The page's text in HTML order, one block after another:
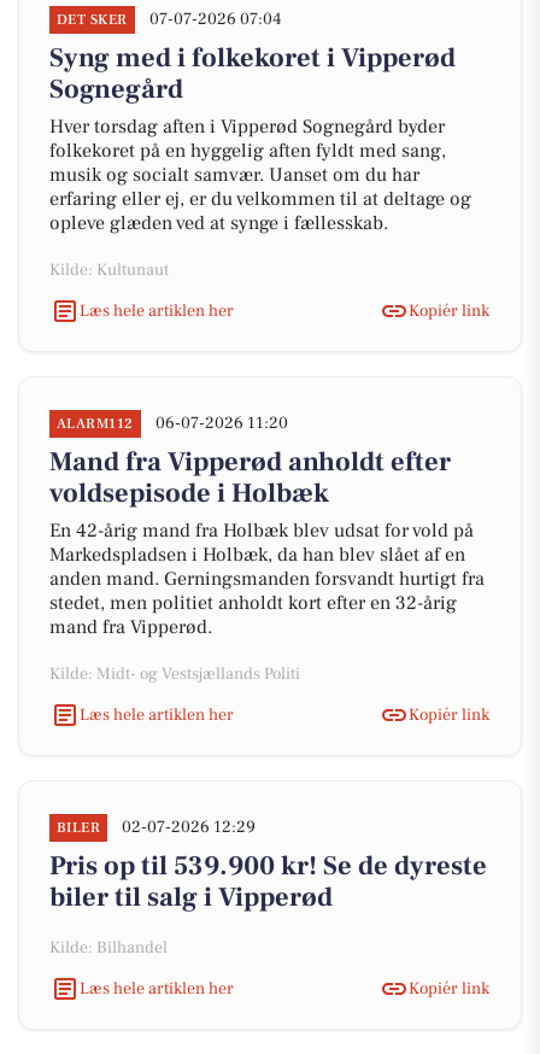
DET SKER 07-07-2026 07:04
Syng med i folkekoret i Vipperød
Sognegård
Hver torsdag aften i Vipperød Sognegård byder
folkekoret på en hyggelig aften fyldt med sang,
musik og socialt samvær. Uanset om du har
erfaring eller ej, er du velkommen til at deltage og
opleve glæden ved at synge i fællesskab.
Kilde: Kultunaut
Læs hele artiklen her
Kopiér link
ALARM112 06-07-2026 11:20
Mand fra Vipperød anholdt efter
voldsepisode i Holbæk
En 42-årig mand fra Holbæk blev udsat for vold på
Markedspladsen i Holbæk, da han blev slået af en
anden mand. Gerningsmanden forsvandt hurtigt fra
stedet, men politiet anholdt kort efter en 32-årig
mand fra Vipperød.
Kilde: Midt- og Vestsjællands Politi
Læs hele artiklen her
Kopiér link
BILER 02-07-2026 12:29
Pris op til 539.900 kr! Se de dyreste
biler til salg i Vipperød
Kilde: Bilhandel
Læs hele artiklen her
Kopiér link